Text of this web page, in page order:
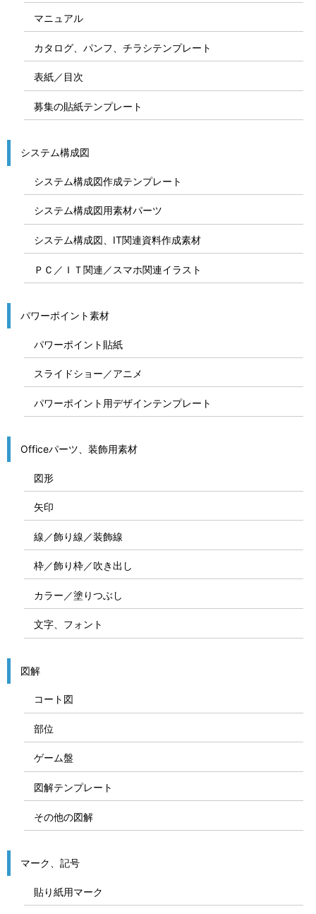
マニュアル
カタログ、パンフ、チラシテンプレート
表紙／目次
募集の貼紙テンプレート
システム構成図
システム構成図作成テンプレート
システム構成図用素材パーツ
システム構成図、IT関連資料作成素材
ＰＣ／ＩＴ関連／スマホ関連イラスト
パワーポイント素材
パワーポイント貼紙
スライドショー／アニメ
パワーポイント用デザインテンプレート
Officeパーツ、装飾用素材
図形
矢印
線／飾り線／装飾線
枠／飾り枠／吹き出し
カラー／塗りつぶし
文字、フォント
図解
コート図
部位
ゲーム盤
図解テンプレート
その他の図解
マーク、記号
貼り紙用マーク